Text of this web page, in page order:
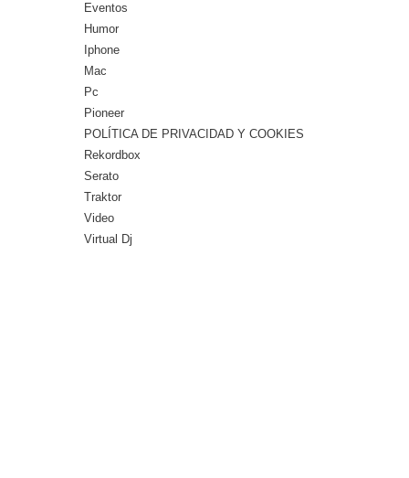
Eventos
Humor
Iphone
Mac
Pc
Pioneer
POLÍTICA DE PRIVACIDAD Y COOKIES
Rekordbox
Serato
Traktor
Video
Virtual Dj